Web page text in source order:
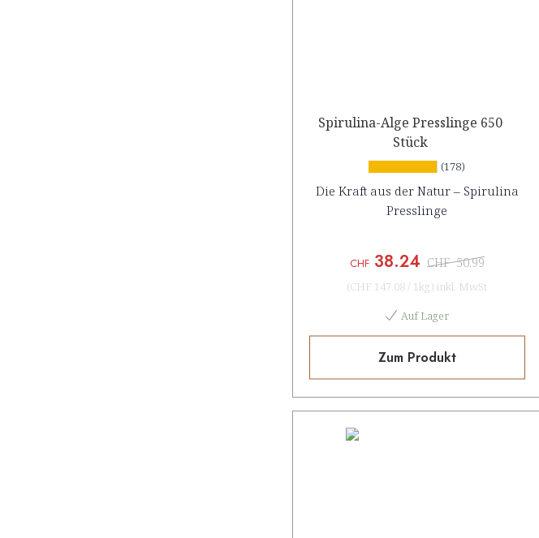
Spirulina-Alge Presslinge 650
Stück
(178)
Die Kraft aus der Natur – Spirulina
Presslinge
CHF38.24 CHF 50.99
(CHF 147.08 / 1kg) inkl. MwSt
Auf Lager
Zum Produkt